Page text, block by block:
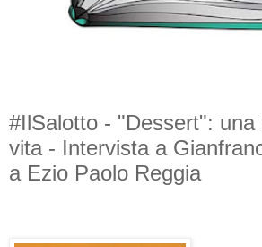
#IlSalotto - "Dessert": una
vita - Intervista a
a Ezio Paolo Reggia